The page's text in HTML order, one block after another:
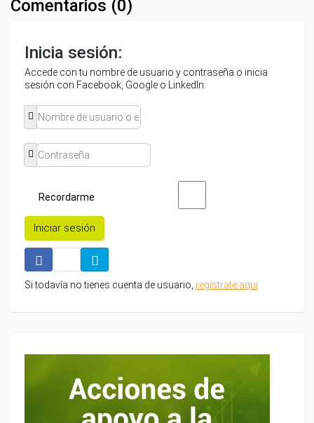
Comentarios (0)
Inicia sesión:
Accede con tu nombre de usuario y contraseña o inicia
sesión con Facebook, Google o LinkedIn:
Recordarme
Iniciar sesión
Si todavía no tienes cuenta de usuario, regístrate aquí